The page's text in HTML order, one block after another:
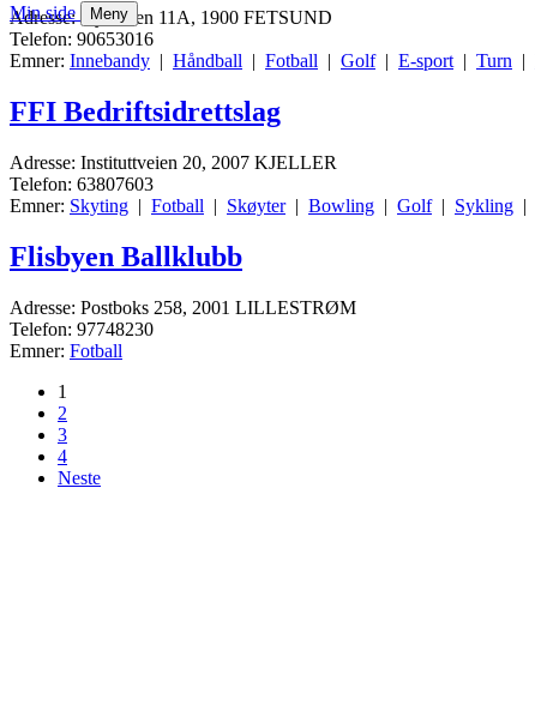
Min side Meny
Adresse: Øyaveien 11A, 1900 FETSUND
Telefon: 90653016
Emner: Innebandy | Håndball | Fotball | Golf| E-sport| Turn |
FFI Bedriftsidrettslag
Adresse: Instituttveien 20, 2007 KJELLER
Telefon: 63807603
Emner: Skyting | Fotball | Skøyter| Bowling | Golf| Sykling |
Flisbyen Ballklubb
Adresse: Postboks 258, 2001 LILLESTRØM
Telefon: 97748230
Emner: Fotball
1
2
3
4
Neste